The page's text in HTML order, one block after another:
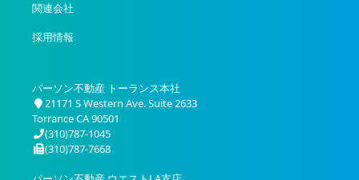
関連会社
採用情報
パーソン不動産 トーランス本社
21171 S Western Ave. Suite 2633
Torrance CA 90501
(310)787-1045
(310)787-7668